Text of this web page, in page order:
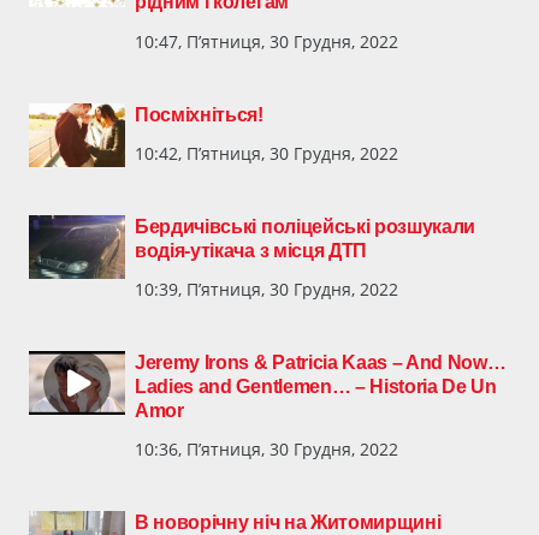
10:47, П’ятниця, 30 Грудня, 2022
Посміхніться!
10:42, П’ятниця, 30 Грудня, 2022
Бердичівські поліцейські розшукали
водія-утікача з місця ДТП
10:39, П’ятниця, 30 Грудня, 2022
Jeremy Irons & Patricia Kaas – And Now…
Ladies and Gentlemen… – Historia De Un
Amor
10:36, П’ятниця, 30 Грудня, 2022
В новорічну ніч на Житомирщині